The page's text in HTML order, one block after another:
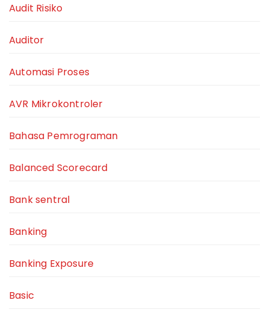
Audit Risiko
Auditor
Automasi Proses
AVR Mikrokontroler
Bahasa Pemrograman
Balanced Scorecard
Bank sentral
Banking
Banking Exposure
Basic